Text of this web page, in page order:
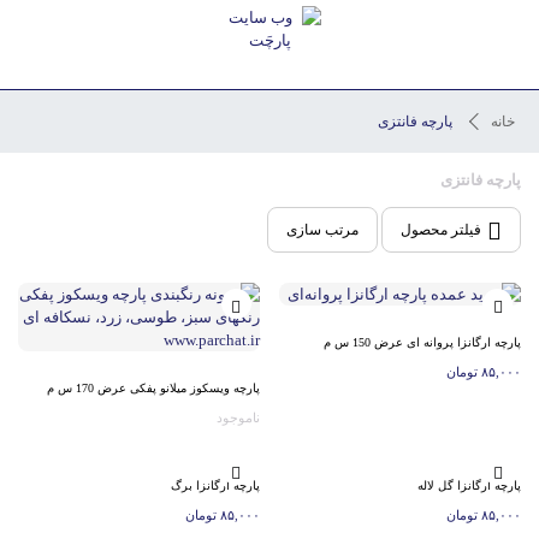
خانه پارچه فانتزی
پارچه فانتزی
فیلتر محصول مرتب سازی
پارچه ارگانزا پروانه ای عرض 150 س م
۸۵,۰۰۰ تومان
پارچه ویسکوز میلانو پفکی عرض 170 س م
ناموجود
پارچه ارگانزا گل لاله
۸۵,۰۰۰ تومان
پارچه ارگانزا برگ
۸۵,۰۰۰ تومان